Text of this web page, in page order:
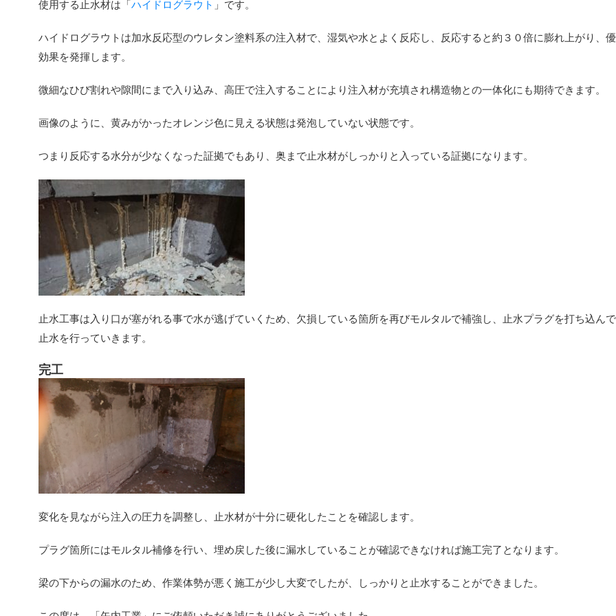
使用する止水材は「ハイドログラウト 」です。
ハイドログラウトは加水反応型のウレタン塗料系の注入材で、湿気や水とよく反応し、反応すると約３０倍に膨れ上がり、
効果を発揮します。
微細なひび割れや隙間にまで入り込み、高圧で注入することにより注入材が充填され構造物との一体化にも期待できます。
画像のように、黄みがかったオレンジ色に見える状態は発泡していない状態です。
つまり反応する水分が少なくなった証拠でもあり、奥まで止水材がしっかりと入っている証拠になります。
止水工事は入り口が塞がれる事で水が逃げていくため、欠損している箇所を再びモルタルで補強し、止水プラグを打ち込ん
止水を行っていきます。
完工
変化を見ながら注入の圧力を調整し、止水材が十分に硬化したことを確認します。
プラグ箇所にはモルタル補修を行い、埋め戻した後に漏水していることが確認できなければ施工完了となります。
梁の下からの漏水のため、作業体勢が悪く施工が少し大変でしたが、しっかりと止水することができました。